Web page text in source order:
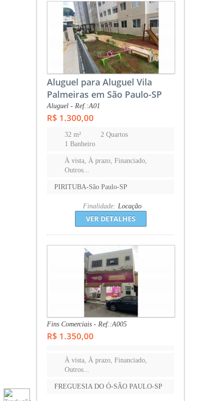
Aluguel para Aluguel Vila
Palmeiras em São Paulo-SP
Aluguel - Ref.:A01
R$ 1.300,00
32 m²
2 Quartos
1 Banheiro
À vista, À prazo, Financiado,
Outros...
PIRITUBA-São Paulo-SP
Finalidade: Locação
VER DETALHES
Fins Comerciais - Ref.:A005
R$ 1.350,00
À vista, À prazo, Financiado,
Outros...
FREGUESIA DO Ó-SÃO PAULO-SP